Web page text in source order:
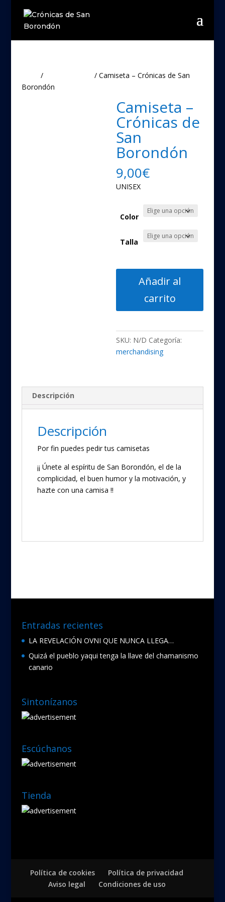
/
/ Camiseta – Crónicas de San
Borondón
Camiseta –
Crónicas de
San
Borondón
9,00€
UNISEX
Color
Talla
de
Borondón
cantidad
Añadir al
carrito
SKU: N/D Categoría:
merchandising
Descripción
Descripción
Por fin puedes pedir tus camisetas
¡¡ Únete al espíritu de San Borondón, el de la
complicidad, el buen humor y la motivación, y
hazte con una camisa !!
Entradas recientes
LA REVELACIÓN OVNI QUE NUNCA LLEGA…
Quizá el pueblo yaqui tenga la llave del chamanismo
canario
Sintonízanos
Escúchanos
Tienda
Política de cookies
Política de privacidad
Aviso legal
Condiciones de uso